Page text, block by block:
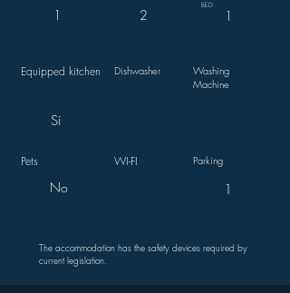
1 2
BED
1
Equipped kitchen Dishwasher
Washing
Machine
Si
Pets WI-FI
No
Parking
1
The accommodation has the safety devices required by
current legislation.